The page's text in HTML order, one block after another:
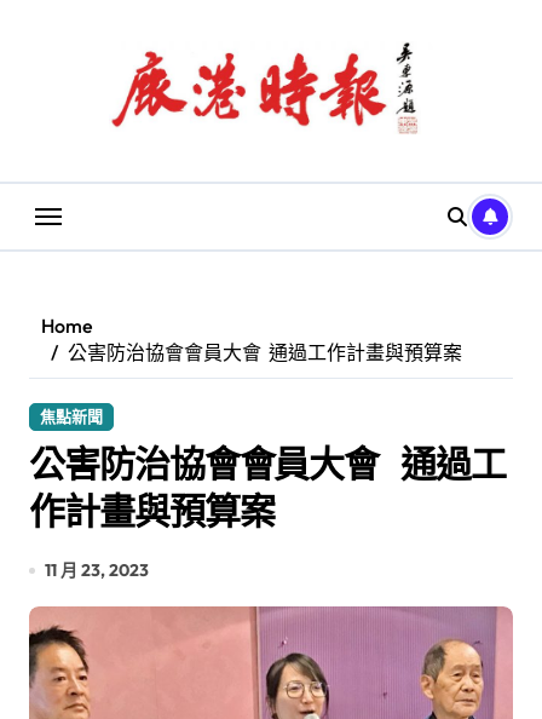
Home
公害防治協會會員大會 通過工作計畫與預算案
焦點新聞
公害防治協會會員大會 通過工
作計畫與預算案
11 月 23, 2023